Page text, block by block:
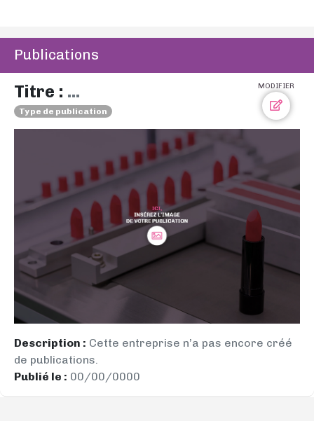
Publications
MODIFIER
Titre : ...
Type de publication
Description : Cette entreprise n’a pas encore créé
de publications.
Publié le : 00/00/0000